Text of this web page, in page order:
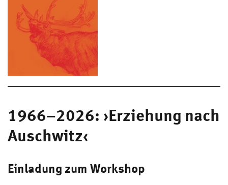
1966–2026: ›Erziehung nach
Auschwitz‹
Einladung zum Workshop